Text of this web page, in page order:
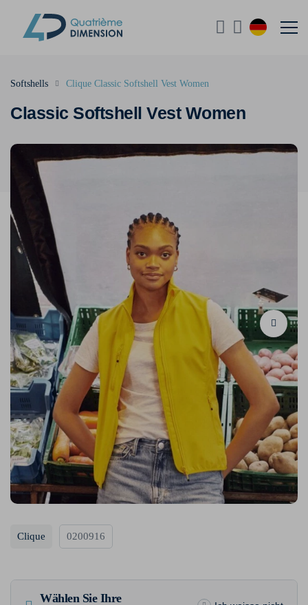
Classic Softshell Vest Women
Softshells Clique Classic Softshell Vest Women
Clique 0200916
Wählen Sie Ihre